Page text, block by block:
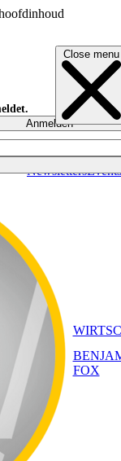
Close menu
NewslettersEvents
Anmelden
FOX